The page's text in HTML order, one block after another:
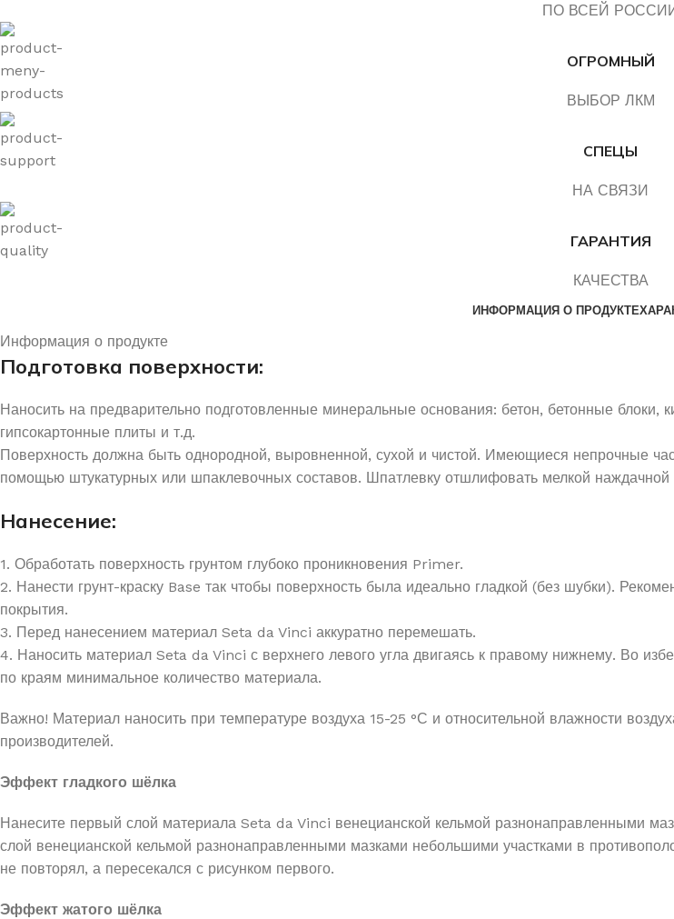
ПО ВСЕЙ
ОГРОМНЫЙ
ВЫБОР ЛКМ
СПЕЦЫ
НА СВЯЗИ
ГАРАНТИЯ
КАЧЕСТВА
ИНФОРМАЦИЯ О ПРОДУКТЕ
Информация о продукте
Подготовка поверхности:
Наносить на предварительно подготовленные минеральные основания: бетон, бетонные блоки,
гипсокартонные плиты и т.д.
Поверхность должна быть однородной, выровненной, сухой и чистой. Имеющиеся непрочные
помощью штукатурных или шпаклевочных составов. Шпатлевку отшлифовать мелкой
Нанесение:
1. Обработать поверхность грунтом глубоко проникновения Primer.
2. Нанести грунт-краску Base так чтобы поверхность была идеально гладкой (без шубки).
покрытия.
3. Перед нанесением материал Seta da Vinci аккуратно перемешать.
4. Наносить материал Seta da Vinci с верхнего левого угла двигаясь к правому нижнему. Во
по краям минимальное количество материала.
Важно! Материал наносить при температуре воздуха 15-25 °С и относительной влажности
производителей.
Эффект гладкого шёлка
Нанесите первый слой материала Seta da Vinci венецианской кельмой разнонаправленными
слой венецианской кельмой разнонаправленными мазками небольшими участками в
не повторял, а пересекался с рисунком первого.
Эффект жатого шёлка